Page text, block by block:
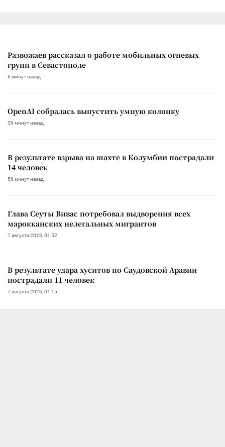
Развожаев рассказал о работе мобильных огневых
групп в Севастополе
6 минут назад
OpenAI собралась выпустить умную колонку
39 минут назад
В результате взрыва на шахте в Колумбии пострадали
14 человек
58 минут назад
Глава Сеуты Вивас потребовал выдворения всех
марокканских нелегальных мигрантов
7 августа 2026, 01:52
В результате удара хуситов по Саудовской Аравии
пострадали 11 человек
7 августа 2026, 01:15